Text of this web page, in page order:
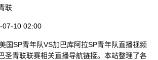
联
07-10 02:00
国SP青年队VS加巴库阿拉SP青年队直播视频
圣青联联赛相关直播导航链接。本站整理了各